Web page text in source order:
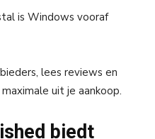
is Windows vooraf
lees reviews en
uit je aankoop.
biedt